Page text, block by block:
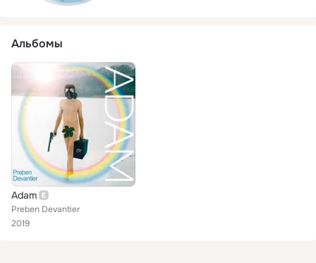
Альбомы
Adam
Preben Devantier
2019